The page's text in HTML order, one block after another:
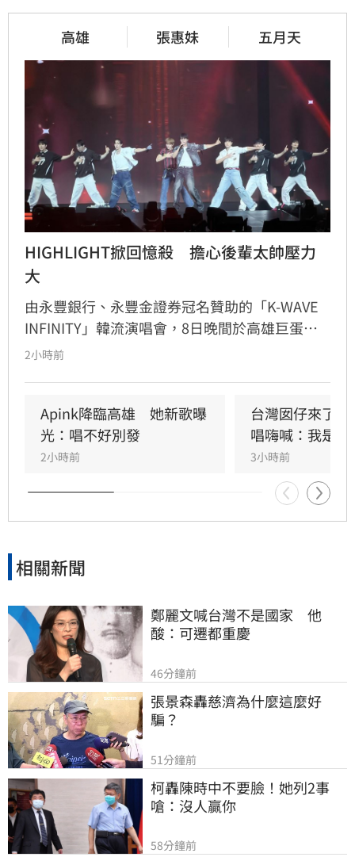
高雄 張惠妹 五月天
HIGHLIGHT掀回憶殺　擔心後輩太帥壓力
大
由永豐銀行、永豐金證券冠名贊助的「K-WAVE
INFINITY」韓流演唱會，8日晚間於高雄巨蛋熱
力開唱，集結NEWBEAT、FLARE U、CRAVITY、
熱情應援，尖叫與歡呼聲一路未停，最後由
HIGHLIGHT壓軸接管舞台，將現場氣氛推向最高
潮。
2小時前
Apink降臨高雄　她新歌曝
光：唱不好別發
2小時前
台灣囡仔來了
唱嗨喊：我是誰
3小時前
相關新聞
鄭麗文喊台灣不是國家　他
酸：可遷都重慶
46分鐘前
張景森轟慈濟為什麼這麼好
騙？
51分鐘前
柯轟陳時中不要臉！她列2事
嗆：沒人贏你
58分鐘前